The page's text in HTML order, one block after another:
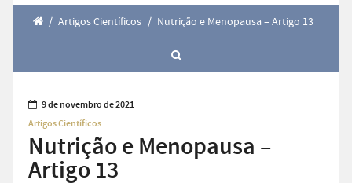
/ Artigos Científicos / Nutrição e Menopausa – Artigo 13
9 de novembro de 2021
Artigos Científicos
Nutrição e Menopausa –
Artigo 13